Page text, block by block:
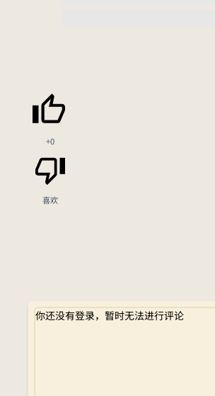
+0
喜欢
你还没有登录，暂时无法进行评论